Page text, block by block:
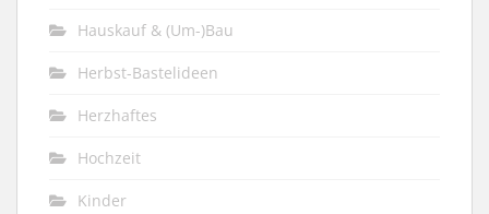
Hauskauf & (Um-)Bau
Herbst-Bastelideen
Herzhaftes
Hochzeit
Kinder